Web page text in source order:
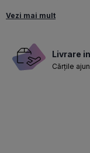
Carti fantasy
Carti nutritie,
Carti despre sarcina
Vezi mai mult
Livrare
Cărțile